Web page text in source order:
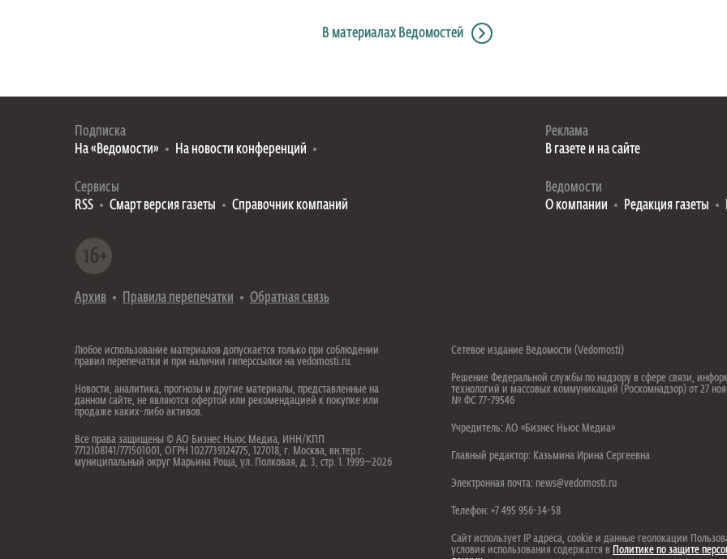
В материалах Ведомостей
Подписка
На «Ведомости»
На новости конференций
Сервисы
RSS
Смарт версия газеты Справочник компаний
Реклама
В газете и на сайте
Ведомости
О компании
Редакция газеты
Архив Правила перепечатки Обратная связь
Любое использование материалов допускается только при соблюдении
правил перепечатки и при наличии гиперссылки на vedomosti.ru.
Новости, аналитика, прогнозы и другие материалы, представленные на
данном сайте, не являются офертой или рекомендацией к покупке или
продаже каких-либо активов.
Все права защищены © АО Бизнес Ньюс Медиа, ИНН/КПП
7712108141/771501001, ОГРН 1027739124775, 127018, г. Москва, вн.тер.г.
муниципальный округ Марьина Роща, ул. Полковая, д. 3, стр. 1. 1999—2026
Сетевое издание Ведомости (Vedomosti)
Решение Федеральной службы по надзору в сфере связи,
технологий и массовых коммуникаций (Роскомнадзор) от 27
№ ФС 77-79546
Учредитель: АО «Бизнес Ньюс Медиа»
Главный редактор: Казьмина Ирина Сергеевна
Электронная почта: news@vedomosti.ru
Телефон: +7 495 956-34-58
Сайт использует IP адреса, cookie и данные геолокации
условия использования содержатся в Политике по защите